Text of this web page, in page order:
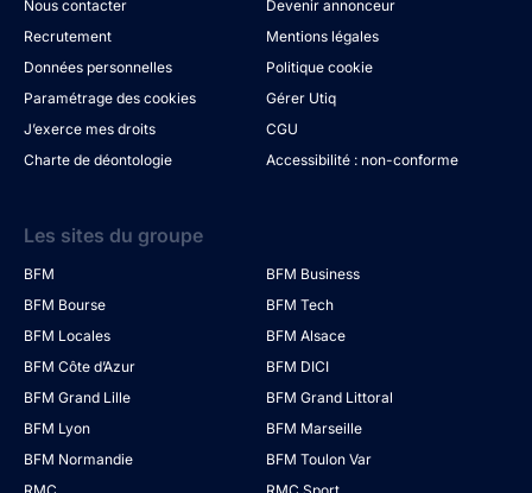
Nous contacter
Devenir annonceur
Recrutement
Mentions légales
Données personnelles
Politique cookie
Paramétrage des cookies
Gérer Utiq
J’exerce mes droits
CGU
Charte de déontologie
Accessibilité : non-conforme
Les sites du groupe
BFM
BFM Business
BFM Bourse
BFM Tech
BFM Locales
BFM Alsace
BFM Côte d’Azur
BFM DICI
BFM Grand Lille
BFM Grand Littoral
BFM Lyon
BFM Marseille
BFM Normandie
BFM Toulon Var